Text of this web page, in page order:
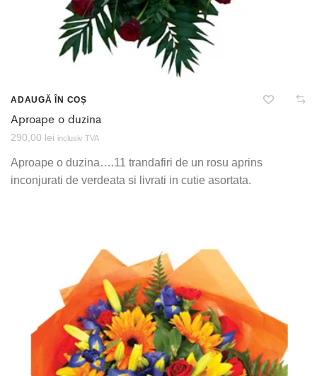
ADAUGĂ ÎN COȘ
Aproape o duzina
290,00 lei inclusiv TVA
Aproape o duzina….11 trandafiri de un rosu aprins
inconjurati de verdeata si livrati in cutie asortata.